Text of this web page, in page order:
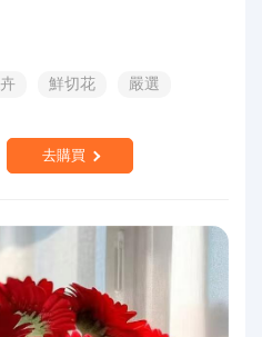
鮮切花
嚴選
去購買